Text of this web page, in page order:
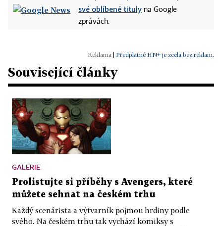
své oblíbené tituly na Google
zprávách.
Předplatné HN+ je zcela bez reklam.
Související články
GALERIE
Prolistujte si příběhy s Avengers, které
můžete sehnat na českém trhu
Každý scenárista a výtvarník pojmou hrdiny podle
svého. Na českém trhu tak vychází komiksy s